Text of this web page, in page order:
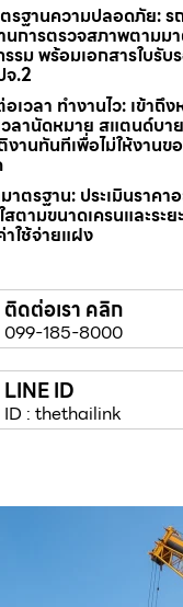
รฐานความปลอดภัย: ร
นการตรวจสภาพตามม
รม พร้อมเอกสารใบรับ
จ.2
เวลา ทำงานไว: เข้าถึ
วลานัดหมาย สแตนด์บา
านทันทีเพื่อไม่ให้งานข
าตรฐาน: ประเมินราคา
สตามขนาดเครนและระย
ใช้จ่ายแฝง
ติดต่อเรา คลิก
099-185-8000
LINE ID
ID : thethailink